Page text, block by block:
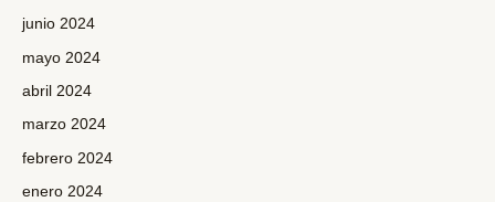
junio 2024
mayo 2024
abril 2024
marzo 2024
febrero 2024
enero 2024